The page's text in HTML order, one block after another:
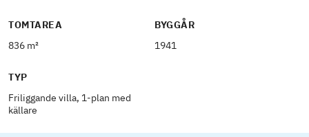
TOMTAREA
836 m²
BYGGÅR
1941
TYP
Friliggande villa, 1-plan med
källare